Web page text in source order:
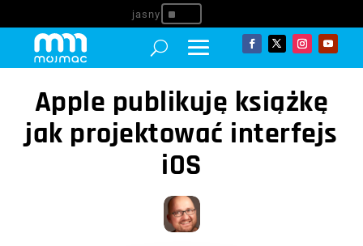
^
Apple publikuję książkę
jak projektować interfejs
iOS